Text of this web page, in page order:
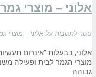
אלוני – מוצרי
סגור לתגובות על אלוני – מוצרי
אלוני, בבעלות "אינרום
גבוהה